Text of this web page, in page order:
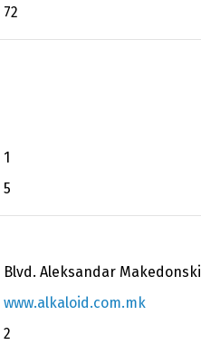
72
1
5
Blvd. Aleksandar
www.alkaloid.com.mk
2